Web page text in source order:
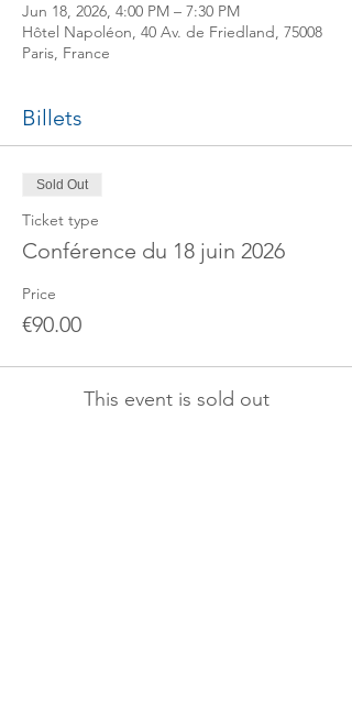
Jun 18, 2026, 4:00 PM – 7:30 PM
Hôtel Napoléon, 40 Av. de Friedland, 75008
Paris, France
Billets
Sold Out
Ticket type
Conférence du 18 juin 2026
Price
€90.00
This event is sold out